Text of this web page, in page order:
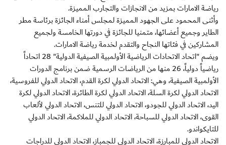
رياضة الامارات بمزيد من الانجازات والتجارب المميزة.
وأثنى المحمود على الجهود المميزة لمجلس أمناء الجائزة برئاسة مطر
الطاير وجميع أعضائها، متمنيا للجائزة في دورتها الخامسة ولجميع
المشاركين في فئاتها النجاح والتقدم لخدمة رياضة الامارات.
ويضم "اتحاد الاتحادات الرياضية الأولمبية الصيفية الدولية" 28 اتحاداً
رياضياً دولياً، 26 منها من الرياضات الرسمية ضمن برنامج الدورات
الأولمبية الصيفية، وهي: الاتحاد الدولي لكرة القدم، الاتحاد الدولي للفروسية،
الاتحاد الدولي لكرة السلة، الاتحاد الدولي لكرة الطائرة، الاتحاد الدولي لكرة
اليد، الاتحاد الدولي للجودو، الاتحاد الدولي للتنس، الاتحاد الدولي لألعاب
القوى، الاتحاد الدولي للسباحة، الاتحاد الدولي للملاكمة، الاتحاد الدولي
للتايكواندو.
الاتحاد الدولي للمبارزة، الاتحاد الدولي للجمباز، الاتحاد الدولي للدراجات